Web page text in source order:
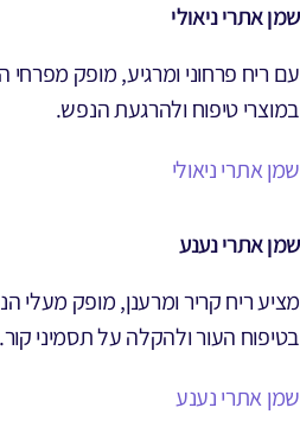
שמן אתרי ניאולי
עם ריח פרחוני ומרגיע, מופק מפרחי
במוצרי טיפוח ולהרגעת הנפש.
שמן אתרי ניאולי
שמן אתרי נענע
מציע ריח קריר ומרענן, מופק מעלי
בטיפוח העור ולהקלה על תסמיני קור.
שמן אתרי נענע